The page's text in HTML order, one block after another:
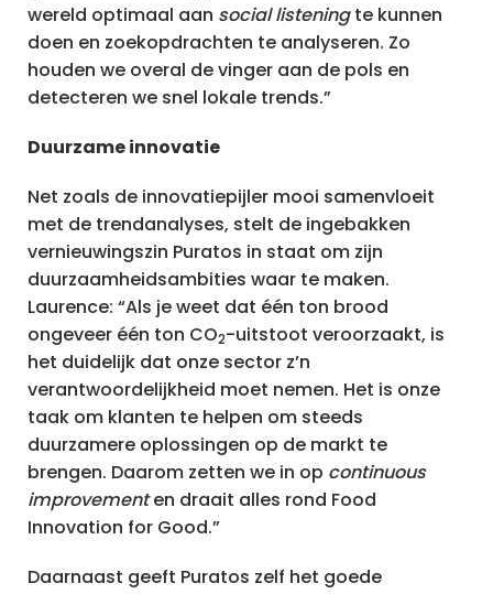
wereld optimaal aan social listeningte kunnen
doen en zoekopdrachten te analyseren. Zo
houden we overal de vinger aan de pols en
detecteren we snel lokale trends.”
Duurzame innovatie
Net zoals de innovatiepijler mooi samenvloeit
met de trendanalyses, stelt de ingebakken
vernieuwingszin Puratos in staat om zijn
duurzaamheidsambities waar te maken.
Laurence: “Als je weet dat één ton brood
ongeveer één ton CO2-uitstoot veroorzaakt, is
het duidelijk dat onze sector z’n
verantwoordelijkheid moet nemen. Het is onze
taak om klanten te helpen om steeds
duurzamere oplossingen op de markt te
brengen. Daarom zetten we in op continuous
improvementen draait alles rond Food
Innovation for Good.”
Daarnaast geeft Puratos zelf het goede